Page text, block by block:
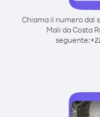
Chiama il numero dal
Mali da Costa
seguente:+